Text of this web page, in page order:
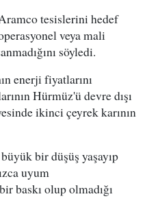
tesislerini hedef
veya mali
söyledi.
enerji fiyatlarını
Hürmüz'ü devre dışı
ikinci çeyrek karının
bir düşüş yaşayıp
uyum
baskı olup olmadığı